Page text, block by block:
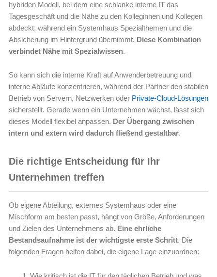
hybriden Modell, bei dem eine schlanke interne IT das
Tagesgeschäft und die Nähe zu den Kolleginnen und Kollegen
abdeckt, während ein Systemhaus Spezialthemen und die
Absicherung im Hintergrund übernimmt. Diese Kombination
verbindet Nähe mit Spezialwissen.
So kann sich die interne Kraft auf Anwenderbetreuung und
interne Abläufe konzentrieren, während der Partner den stabilen
Betrieb von Servern, Netzwerken oder Private-Cloud-Lösungen
sicherstellt. Gerade wenn ein Unternehmen wächst, lässt sich
dieses Modell flexibel anpassen. Der Übergang zwischen
intern und extern wird dadurch fließend gestaltbar.
Die richtige Entscheidung für Ihr
Unternehmen treffen
Ob eigene Abteilung, externes Systemhaus oder eine
Mischform am besten passt, hängt von Größe, Anforderungen
und Zielen des Unternehmens ab. Eine ehrliche
Bestandsaufnahme ist der wichtigste erste Schritt. Die
folgenden Fragen helfen dabei, die eigene Lage einzuordnen: